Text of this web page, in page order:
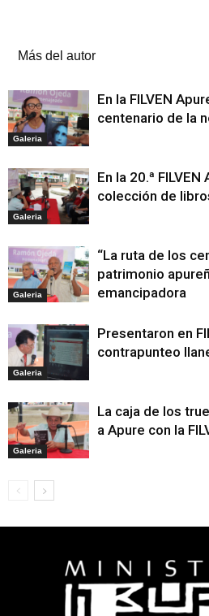
Más del autor
Galeria
En la FILVEN
centenario de la
Galeria
En la 20.ª
colección de
Galeria
“La ruta de los
patrimonio
emancipadora
Galeria
Presentaron en
contrapunteo
Galeria
La caja de los
a Apure con la